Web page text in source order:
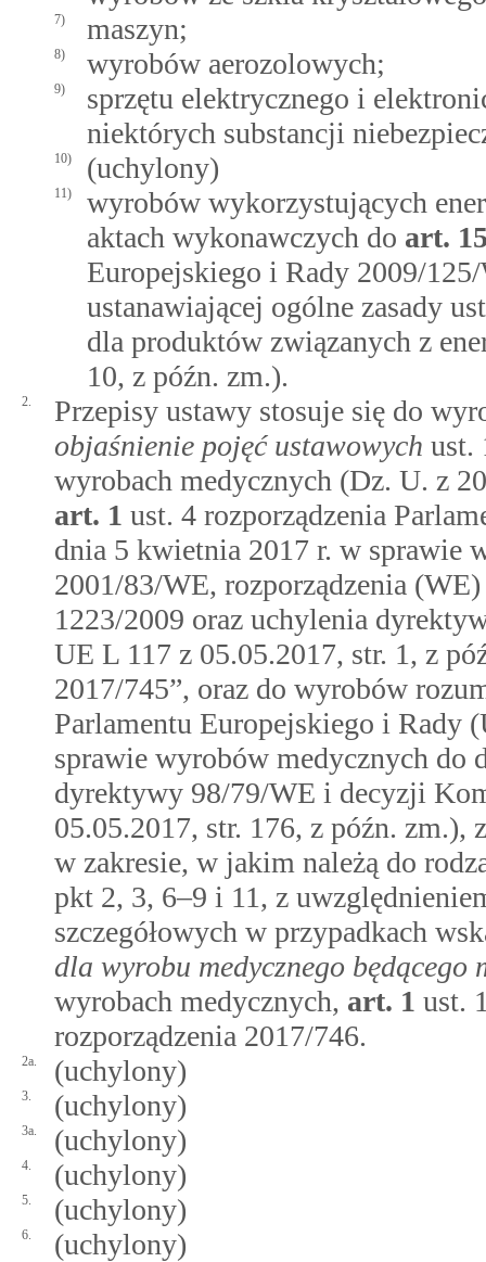
7) maszyn;
8) wyrobów aerozolowych;
9)
sprzętu elektrycznego i
niektórych substancji
10) (uchylony)
11)
wyrobów wykorzystujących
aktach wykonawczych do art.
Europejskiego i Rady 2009/
ustanawiającej ogólne zasady
dla produktów związanych z
10, z późn. zm.).
2.
Przepisy ustawy stosuje się do
objaśnienie pojęć ustawowych ust.
wyrobach medycznych (Dz. U. z
art. 1 ust. 4 rozporządzenia
dnia 5 kwietnia 2017 r. w sprawie
2001/83/WE, rozporządzenia
1223/2009 oraz uchylenia
UE L 117 z 05.05.2017, str. 1, z
2017/745”, oraz do wyrobów
Parlamentu Europejskiego i Rady
sprawie wyrobów medycznych
dyrektywy 98/79/WE i decyzji
05.05.2017, str. 176, z późn. zm.),
w zakresie, w jakim należą do
pkt 2, 3, 6–9 i 11, z
szczegółowych w przypadkach
dla wyrobu medycznego będącego
wyrobach medycznych, art. 1 ust.
rozporządzenia 2017/746.
2a. (uchylony)
3. (uchylony)
3a. (uchylony)
4. (uchylony)
5. (uchylony)
6. (uchylony)